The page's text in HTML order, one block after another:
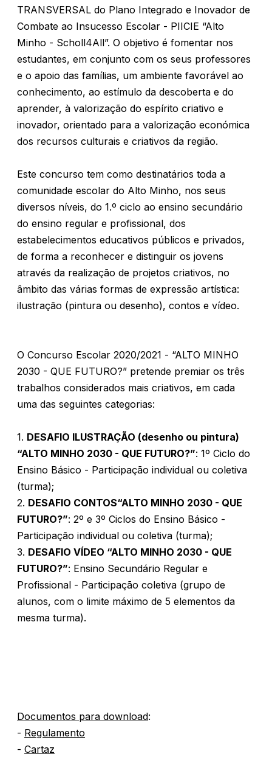
TRANSVERSAL do Plano Integrado e Inovador de
Combate ao Insucesso Escolar - PIICIE “Alto
Minho - Scholl4All”. O objetivo é fomentar nos
estudantes, em conjunto com os seus professores
e o apoio das famílias, um ambiente favorável ao
conhecimento, ao estímulo da descoberta e do
aprender, à valorização do espírito criativo e
inovador, orientado para a valorização económica
dos recursos culturais e criativos da região.
Este concurso tem como destinatários toda a
comunidade escolar do Alto Minho, nos seus
diversos níveis, do 1.º ciclo ao ensino secundário
do ensino regular e profissional, dos
estabelecimentos educativos públicos e privados,
de forma a reconhecer e distinguir os jovens
através da realização de projetos criativos, no
âmbito das várias formas de expressão artística:
ilustração (pintura ou desenho), contos e vídeo.
O Concurso Escolar 2020/2021 - “ALTO MINHO
2030 - QUE FUTURO?” pretende premiar os três
trabalhos considerados mais criativos, em cada
uma das seguintes categorias:
1. DESAFIO ILUSTRAÇÃO (desenho ou pintura)
“ALTO MINHO 2030 - QUE FUTURO?”: 1º Ciclo do
Ensino Básico - Participação individual ou coletiva
(turma);
2. DESAFIO CONTOS“ALTO MINHO 2030 - QUE
FUTURO?”: 2º e 3º Ciclos do Ensino Básico -
Participação individual ou coletiva (turma);
3. DESAFIO VÍDEO “ALTO MINHO 2030 - QUE
FUTURO?”: Ensino Secundário Regular e
Profissional - Participação coletiva (grupo de
alunos, com o limite máximo de 5 elementos da
mesma turma).
Documentos para download:
- Regulamento
- Cartaz